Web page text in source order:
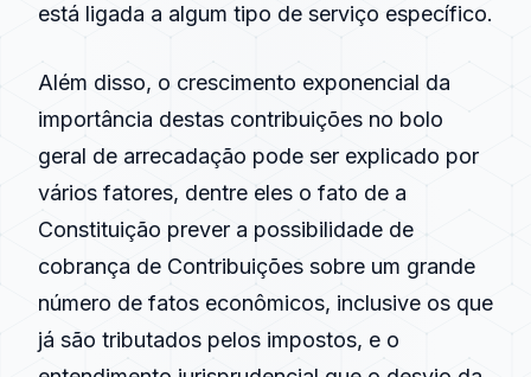
está ligada a algum tipo de serviço específico.
Além disso, o crescimento exponencial da
importância destas contribuições no bolo
geral de arrecadação pode ser explicado por
vários fatores, dentre eles o fato de a
Constituição prever a possibilidade de
cobrança de Contribuições sobre um grande
número de fatos econômicos, inclusive os que
já são tributados pelos impostos, e o